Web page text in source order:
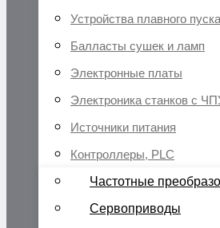
Устройства плавного пуска
Балласты сушек и ламп
Электронные платы
Электроника станков с
Источники питания
Контроллеры, PLC
Частотные
Сервоприводы